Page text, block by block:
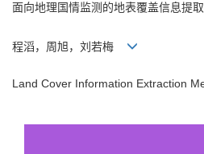
面向地理国情监测的地表覆盖信息提
程滔，周旭，刘若梅
Land Cover Information Extraction